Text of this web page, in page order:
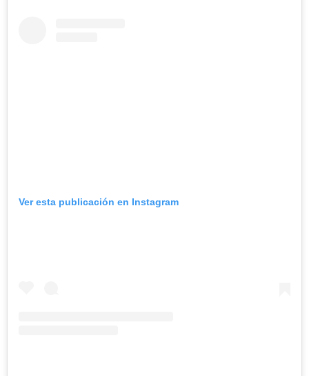
Ver esta publicación en Instagram